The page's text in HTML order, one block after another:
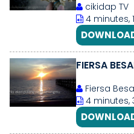
cikidap TV
4 minutes,
FIERSA
Fiersa
4 minutes,